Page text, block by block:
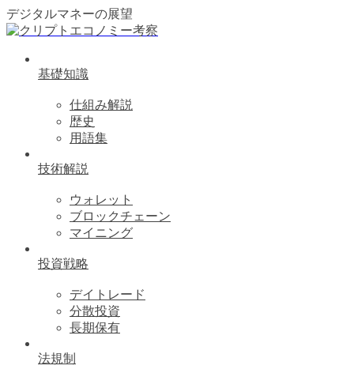
デジタルマネーの展望
基礎知識
仕組み解説
歴史
用語集
技術解説
ウォレット
ブロックチェーン
マイニング
投資戦略
デイトレード
分散投資
長期保有
法規制